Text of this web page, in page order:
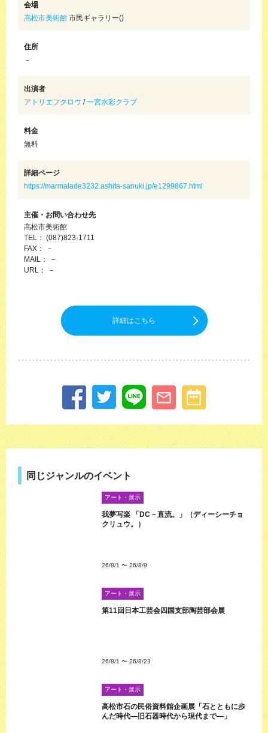
会場
高松市美術館 市民ギャラリー()
住所
－
出演者
アトリエフクロウ /一宮水彩クラブ
料金
無料
詳細ページ
https://marmalade3232.ashita-sanuki.jp/e1299867.html
主催・お問い合わせ先
高松市美術館
TEL： (087)823-1711
FAX： －
MAIL： －
URL： －
詳細はこちら
同じジャンルのイベント
アート・展示
我夢写楽 「DC－直流。」（ディーシーチョ
クリュウ。）
26/8/1 〜 26/8/9
アート・展示
第11回日本工芸会四国支部陶芸部会展
26/8/1 〜 26/8/23
アート・展示
高松市石の民俗資料館企画展「石とともに歩
んだ時代―旧石器時代から現代まで―」